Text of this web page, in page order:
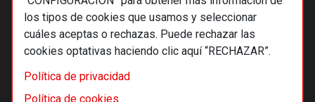
los tipos de cookies que usamos y seleccionar
cuáles aceptas o rechazas. Puede rechazar las
cookies optativas haciendo clic aquí “RECHAZAR”.
Política de privacidad
Política de cookies
© 2026 Alternativas económicas SCCL
Footer
Términos y condiciones de uso